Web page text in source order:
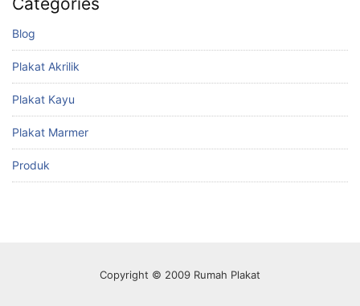
Blog
Plakat Akrilik
Plakat Kayu
Plakat Marmer
Produk
Copyright © 2009 Rumah Plakat